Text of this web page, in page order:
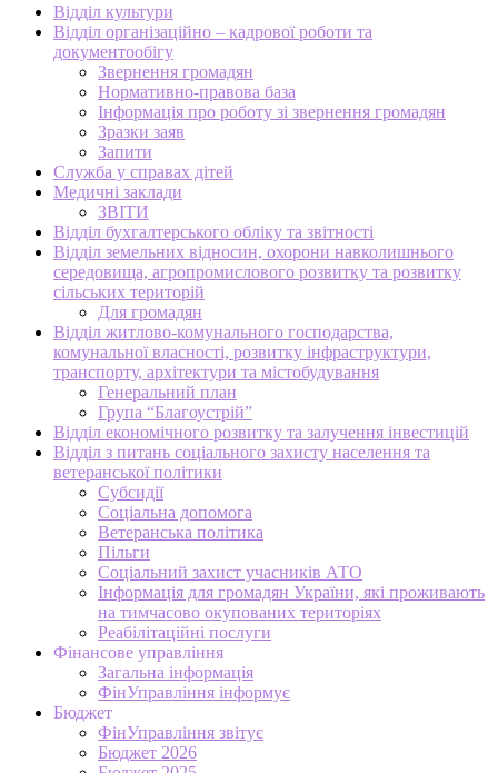
Відділ культури
Відділ організаційно – кадрової роботи та
документообігу
Звернення громадян
Нормативно-правова база
Інформація про роботу зі звернення громадян
Зразки заяв
Запити
Служба у справах дітей
Медичні заклади
ЗВІТИ
Відділ бухгалтерського обліку та звітності
Відділ земельних відносин, охорони навколишнього
середовища, агропромислового розвитку та розвитку
сільських територій
Для громадян
Відділ житлово-комунального господарства,
комунальної власності, розвитку інфраструктури,
транспорту, архітектури та містобудування
Генеральний план
Група “Благоустрій”
Відділ економічного розвитку та залучення інвестицій
Відділ з питань соціального захисту населення та
ветеранської політики
Субсидії
Соціальна допомога
Ветеранська політика
Пільги
Соціальний захист учасників АТО
Інформація для громадян України, які проживають
на тимчасово окупованих територіях
Реабілітаційні послуги
Фінансове управління
Загальна інформація
ФінУправління інформує
Бюджет
ФінУправління звітує
Бюджет 2026